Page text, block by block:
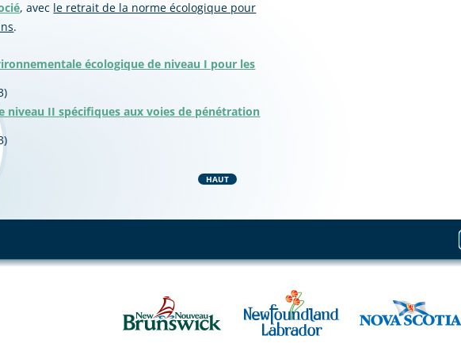
, avec le retrait de la norme écologique pour
.
écologique de niveau I pour les
niveau II spécifiques aux voies de pénétration
HAUT